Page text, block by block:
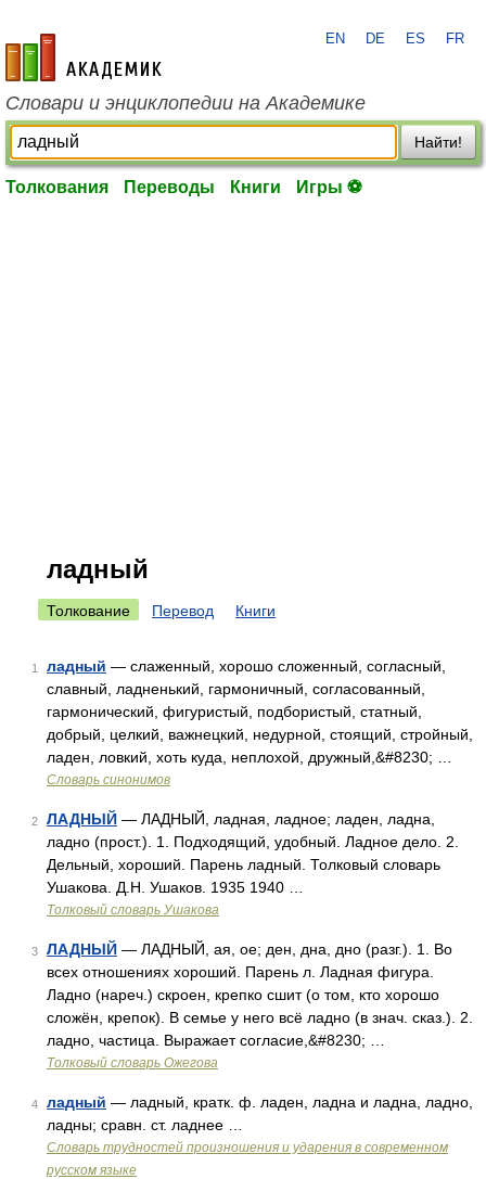
academic.ru
EN DE ES FR
Словари и энциклопедии на Академике
Найти!
Толкования Переводы Книги Игры ⚽
ладный
Толкование Перевод Книги
1 ладный — слаженный, хорошо сложенный, согласный,
славный, ладненький, гармоничный, согласованный,
гармонический, фигуристый, подбористый, статный,
добрый, целкий, важнецкий, недурной, стоящий, стройный,
ладен, ловкий, хоть куда, неплохой, дружный,&#8230; …
Словарь синонимов
2 ЛАДНЫЙ — ЛАДНЫЙ, ладная, ладное; ладен, ладна,
ладно (прост.). 1. Подходящий, удобный. Ладное дело. 2.
Дельный, хороший. Парень ладный. Толковый словарь
Ушакова. Д.Н. Ушаков. 1935 1940 …
Толковый словарь Ушакова
3 ЛАДНЫЙ — ЛАДНЫЙ, ая, ое; ден, дна, дно (разг.). 1. Во
всех отношениях хороший. Парень л. Ладная фигура.
Ладно (нареч.) скроен, крепко сшит (о том, кто хорошо
сложён, крепок). В семье у него всё ладно (в знач. сказ.). 2.
ладно, частица. Выражает согласие,&#8230; …
Толковый словарь Ожегова
4 ладный — ладный, кратк. ф. ладен, ладна и ладна, ладно,
ладны; сравн. ст. ладнее …
Словарь трудностей произношения и ударения в современном
русском языке